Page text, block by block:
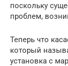
поскольку
проблем,
Теперь что
который
установка с